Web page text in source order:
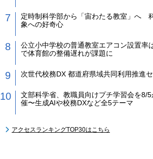
定時制科学部から「宙わたる教室」へ
象への好奇心
公立小中学校の普通教室エアコン設置率
で体育館の整備遅れが課題に
次世代校務DX 都道府県域共同利用推進
文部科学省、教職員向けプチ学習会を8/
催〜生成AIや校務DXなど全5テーマ
アクセスランキングTOP30はこちら